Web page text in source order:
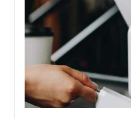
banques qui en
d’offres qui
professionnels.